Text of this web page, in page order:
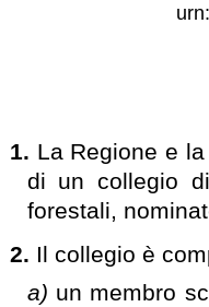
1. La Regione e
di un collegio
forestali,
2. Il collegio è
a) un membro